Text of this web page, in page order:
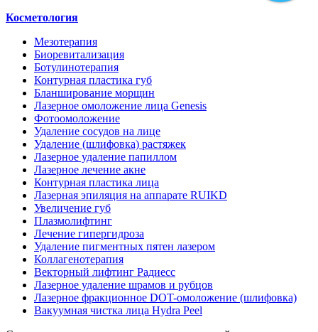
Косметология
Мезотерапия
Биоревитализация
Ботулинотерапия
Контурная пластика губ
Бланширование морщин
Лазерное омоложение лица Genesis
Фотоомоложение
Удаление сосудов на лице
Удаление (шлифовка) растяжек
Лазерное удаление папиллом
Лазерное лечение акне
Контурная пластика лица
Лазерная эпиляция на аппарате RUIKD
Увеличение губ
Плазмолифтинг
Лечение гипергидроза
Удаление пигментных пятен лазером
Коллагенотерапия
Векторный лифтинг Радиесс
Лазерное удаление шрамов и рубцов
Лазерное фракционное DOT-омоложение (шлифовка)
Вакуумная чистка лица Hydra Peel